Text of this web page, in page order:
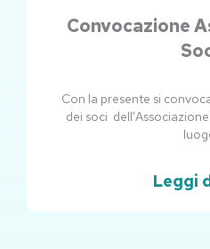
Convocazione
Con la presente si
dei soci
Leggi